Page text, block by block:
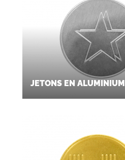
JETONS EN ALUMINIUM